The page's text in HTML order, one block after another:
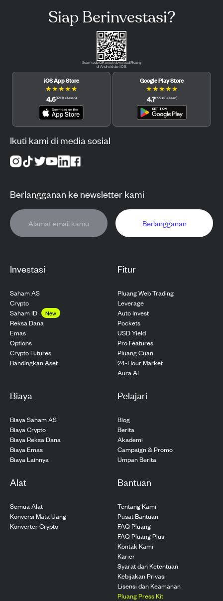
Investasi
Saham AS
Crypto
Saham ID
New
Reksa Dana
Emas
Options
Crypto Futures
Bandingkan Aset
Fitur
Pluang Web Trading
Leverage
Auto Invest
Pockets
USD Yield
Pro Features
Pluang Cuan
24-Hour Market
Aura AI
Biaya
Biaya Saham AS
Biaya Crypto
Biaya Reksa Dana
Biaya Emas
Biaya Lainnya
Pelajari
Blog
Berita
Akademi
Campaign & Promo
Umpan Berita
Alat
Semua Alat
Konversi Mata Uang
Konverter Crypto
Bantuan
Tentang Kami
Pusat Bantuan
FAQ Pluang
FAQ Pluang Plus
Kontak Kami
Karier
Syarat dan Ketentuan
Kebijakan Privasi
Lisensi dan Keamanan
Pluang Press Kit
Siap Berinvestasi?
Scan kode QR untuk download Pluang
di Android dan iOS.
iOS App Store
★★★★★
4.6(12.3Kulasan)
Google Play Store
★★★★★
4.7(122.1Kulasan)
Ikuti kami di media sosial
Berlangganan ke newsletter kami
Berlangganan